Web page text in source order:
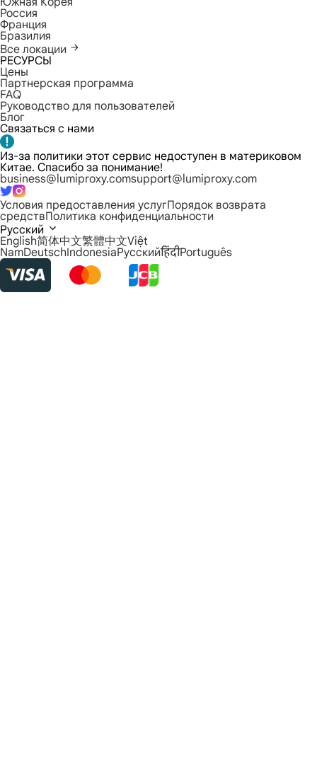
Россия
Франция
Бразилия
Все локации
РЕСУРСЫ
Цены
Партнерская программа
FAQ
Руководство для пользователей
Блог
Связаться с нами
Из-за политики этот сервис недоступен в материковом
Китае. Спасибо за понимание!
business@lumiproxy.comsupport@lumiproxy.com
Условия предоставления услугПорядок возврата
средствПолитика конфиденциальности
Русский
English简体中文繁體中文Việt
NamDeutschIndonesiaРусскийहिंदीPortuguês